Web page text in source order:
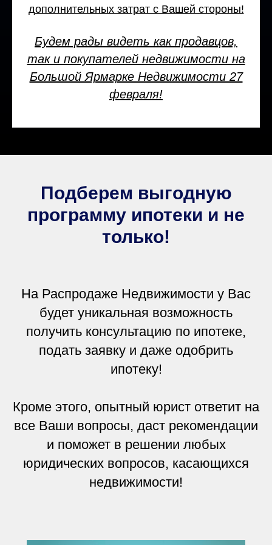
дополнительных затрат с Вашей стороны!
Будем рады видеть как продавцов,
так и покупателей недвижимости на
Большой Ярмарке Недвижимости 27
февраля!
Подберем выгодную
программу ипотеки и не
только!
На Распродаже Недвижимости у Вас
будет уникальная возможность
получить консультацию по ипотеке,
подать заявку и даже одобрить
ипотеку!
Кроме этого, опытный юрист ответит на
все Ваши вопросы, даст рекомендации
и поможет в решении любых
юридических вопросов, касающихся
недвижимости!